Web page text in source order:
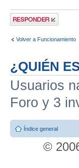
Publicar una
respuesta
Volver a Funcionamiento
¿QUIÉN
Usuarios
Foro y 3
Índice general
©